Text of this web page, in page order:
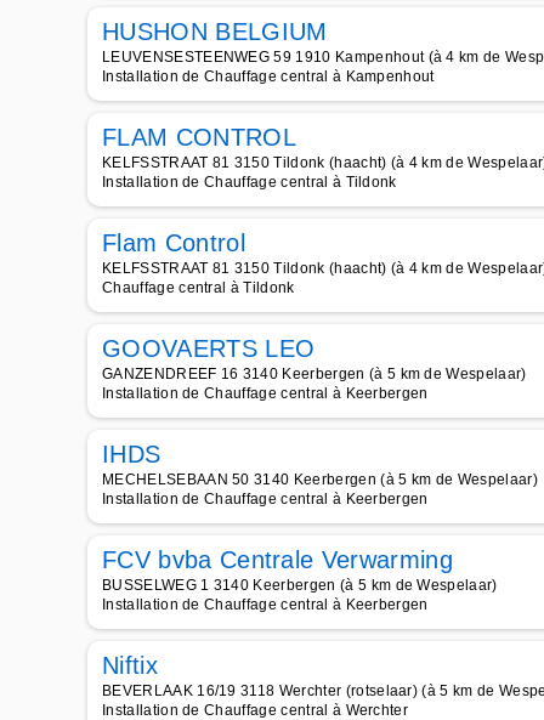
HUSHON BELGIUM
LEUVENSESTEENWEG 59 1910 Kampenhout (à 4 km de
Installation de Chauffage central à Kampenhout
FLAM CONTROL
KELFSSTRAAT 81 3150 Tildonk (haacht) (à 4 km de
Installation de Chauffage central à Tildonk
Flam Control
KELFSSTRAAT 81 3150 Tildonk (haacht) (à 4 km de
Chauffage central à Tildonk
GOOVAERTS LEO
GANZENDREEF 16 3140 Keerbergen (à 5 km de Wespelaar)
Installation de Chauffage central à Keerbergen
IHDS
MECHELSEBAAN 50 3140 Keerbergen (à 5 km de Wespelaar)
Installation de Chauffage central à Keerbergen
FCV bvba Centrale Verwarming
BUSSELWEG 1 3140 Keerbergen (à 5 km de Wespelaar)
Installation de Chauffage central à Keerbergen
Niftix
BEVERLAAK 16/19 3118 Werchter (rotselaar) (à 5 km de
Installation de Chauffage central à Werchter